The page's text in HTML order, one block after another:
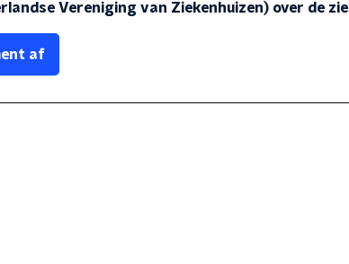
Vereniging van Ziekenhuizen) over de
af